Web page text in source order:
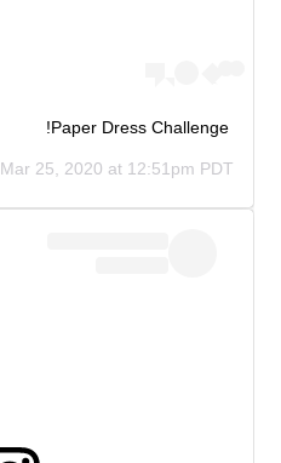
Paper Dress Challenge!
Mar 25, 2020 at 12:51pm PDT